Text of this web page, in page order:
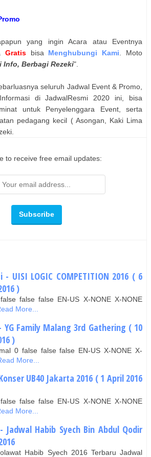
yang ingin Acara atau Eventnya
Gratisbisa Menghubungi Kami . Moto
Info, Berbagi Rezeki".
seluruh Jadwal Event & Promo,
di JadwalResmi 2020 ini, bisa
untuk Penyelenggara Event, serta
pedagang kecil ( Asongan, Kaki Lima
to receive free email updates:
- UISI LOGIC COMPETITION 2016 ( 6
)
false false EN-US X-NONE X-NONE
More...
YG Family Malang 3rd Gathering ( 10
)
0 false false false EN-US X-NONE X-
More...
UB40 Jakarta 2016 ( 1 April 2016
false false EN-US X-NONE X-NONE
More...
Jadwal Habib Syech Bin Abdul Qodir
Habib Syech 2016 Terbaru Jadwal